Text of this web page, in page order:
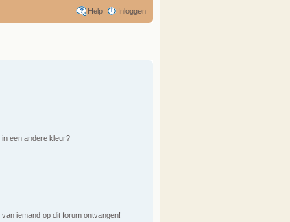
Help Inloggen
een andere kleur?
iemand op dit forum ontvangen!